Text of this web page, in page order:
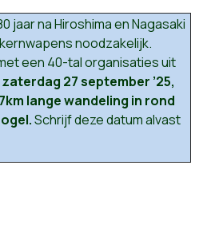
jaar na Hiroshima en Nagasaki
noodzakelijk.
een 40-tal organisaties uit
27 september ’25,
lange wandeling in rond
Schrijf deze datum alvast